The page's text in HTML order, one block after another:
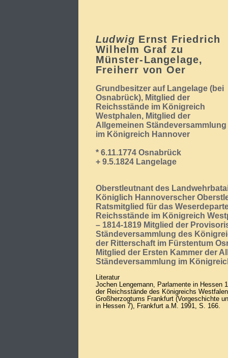
Ludwig Ernst Friedrich
Wilhelm Graf zu
Münster-Langelage,
Freiherr von Oer
Grundbesitzer auf Langelage (bei
Osnabrück), Mitglied der
Reichsstände im Königreich
Westphalen, Mitglied der
Allgemeinen Ständeversammlung
im Königreich Hannover
* 6.11.1774 Osnabrück
+ 9.5.1824 Langelage
Oberstleutnant des
Königlich Hannoverscher
Ratsmitglied für das
Reichsstände im Königreich
– 1814-1819 Mitglied der
Ständeversammlung des
der Ritterschaft im Fürstentum
Mitglied der Ersten Kammer der
Ständeversammlung im
Literatur
Jochen Lengemann, Parlamente in Hessen
der Reichsstände des Königreichs
Großherzogtums Frankfurt (Vorgeschichte
in Hessen 7), Frankfurt a.M. 1991, S. 166.